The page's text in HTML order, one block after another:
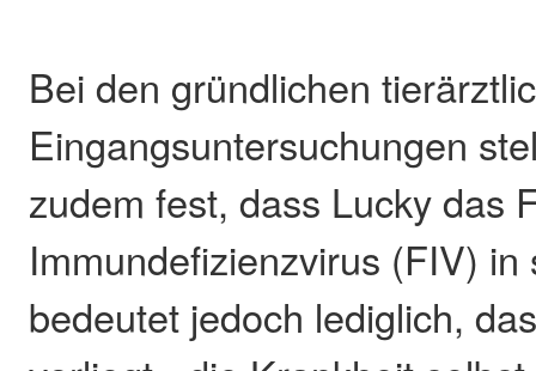
Bei den gründlichen
Eingangsuntersuchungen
zudem fest, dass Lucky das
Immundefizienzvirus (FIV)
bedeutet jedoch lediglich,